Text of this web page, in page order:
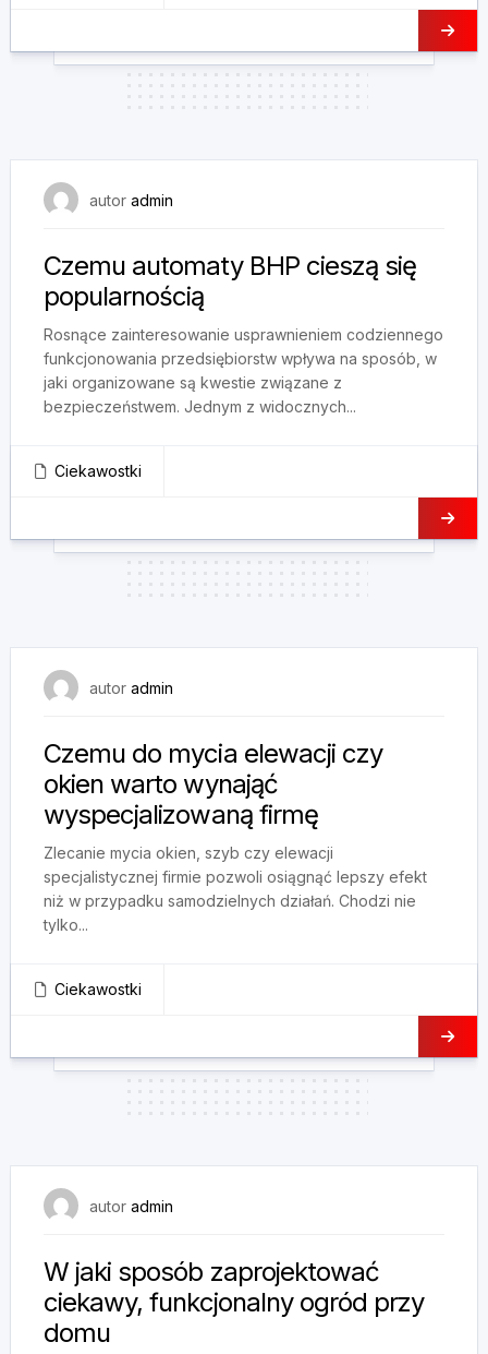
autor admin
Czemu automaty BHP cieszą się
popularnością
Rosnące zainteresowanie usprawnieniem codziennego
funkcjonowania przedsiębiorstw wpływa na sposób, w
jaki organizowane są kwestie związane z
bezpieczeństwem. Jednym z widocznych...
Ciekawostki
autor admin
Czemu do mycia elewacji czy
okien warto wynająć
wyspecjalizowaną firmę
Zlecanie mycia okien, szyb czy elewacji
specjalistycznej firmie pozwoli osiągnąć lepszy efekt
niż w przypadku samodzielnych działań. Chodzi nie
tylko...
Ciekawostki
autor admin
W jaki sposób zaprojektować
ciekawy, funkcjonalny ogród przy
domu